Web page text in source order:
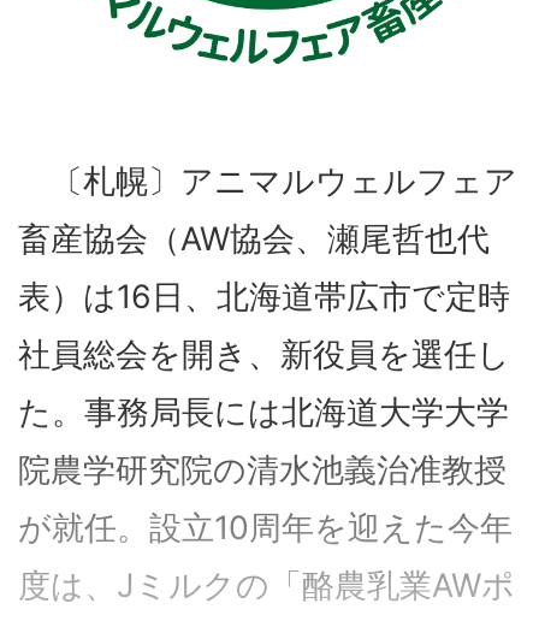
〔札幌〕アニマルウェルフェア
畜産協会（AW協会、瀬尾哲也代
表）は16日、北海道帯広市で定時
社員総会を開き、新役員を選任し
た。事務局長には北海道大学大学
院農学研究院の清水池義治准教授
が就任。設立10周年を迎えた今年
度は、Jミルクの「酪農乳業AWポ